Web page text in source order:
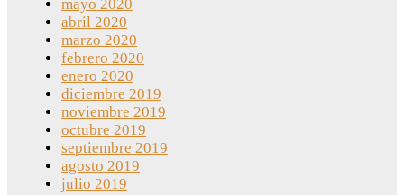
mayo 2020
abril 2020
marzo 2020
febrero 2020
enero 2020
diciembre 2019
noviembre 2019
octubre 2019
septiembre 2019
agosto 2019
julio 2019